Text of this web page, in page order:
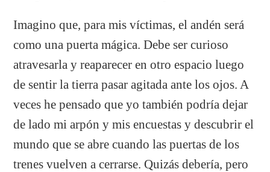
Imagino que, para mis víctimas, el andén será
como una puerta mágica. Debe ser curioso
atravesarla y reaparecer en otro espacio luego
de sentir la tierra pasar agitada ante los ojos. A
veces he pensado que yo también podría dejar
de lado mi arpón y mis encuestas y descubrir el
mundo que se abre cuando las puertas de los
trenes vuelven a cerrarse. Quizás debería, pero